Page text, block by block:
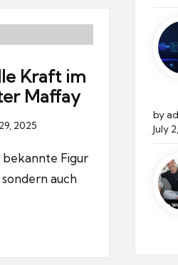
Kraft im
Maffay
2025
bekannte Figur
auch
by
July